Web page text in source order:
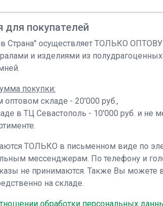
покупателей
Страна" осуществляет ТОЛЬКО
и изделиями из
покупки:
оптовом складе - 20'000 руб.,
в ТЦ Севастополь - 10'000 руб. и не
ТОЛЬКО в письменном виде по
мессенджерам. По телефону и
не принимаются. Также Вы можете
на складе.
обработки персональных